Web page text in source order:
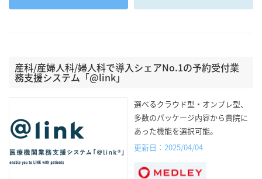
産科/産婦人科/婦人科で導入シェアNo.1の予約受付業
務支援システム「@link」
選べるクラウド型・オンプレ型、
多数のパッケージ内容から貴院に
あった機能を選択可能。
更新日：2025/04/04